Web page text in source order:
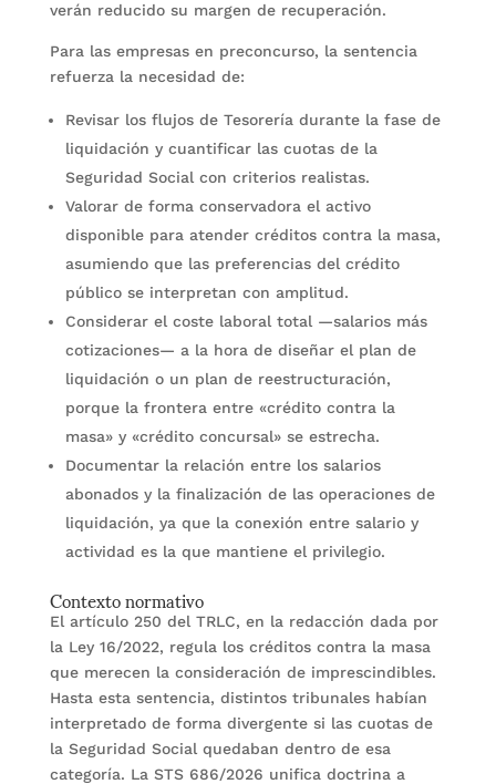
verán reducido su margen de recuperación.
Para las empresas en preconcurso, la sentencia
refuerza la necesidad de:
Revisar los flujos de Tesorería durante la fase de
liquidación y cuantificar las cuotas de la
Seguridad Social con criterios realistas.
Valorar de forma conservadora el activo
disponible para atender créditos contra la masa,
asumiendo que las preferencias del crédito
público se interpretan con amplitud.
Considerar el coste laboral total —salarios más
cotizaciones— a la hora de diseñar el plan de
liquidación o un plan de reestructuración,
porque la frontera entre «crédito contra la
masa» y «crédito concursal» se estrecha.
Documentar la relación entre los salarios
abonados y la finalización de las operaciones de
liquidación, ya que la conexión entre salario y
actividad es la que mantiene el privilegio.
Contexto normativo
El artículo 250 del TRLC, en la redacción dada por
la Ley 16/2022, regula los créditos contra la masa
que merecen la consideración de imprescindibles.
Hasta esta sentencia, distintos tribunales habían
interpretado de forma divergente si las cuotas de
la Seguridad Social quedaban dentro de esa
categoría. La STS 686/2026 unifica doctrina a